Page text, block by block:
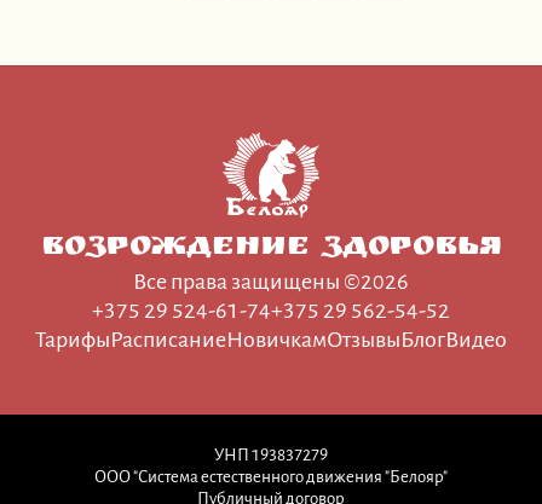
Возрождение Здоровья
Все права защищены ©2026
+375 29 524-61-74+375 29 562-54-52
ТарифыРасписаниеНовичкамОтзывыБлогВидео
УНП 193837279
ООО "Система естественного движения "Белояр"
Публичный договор